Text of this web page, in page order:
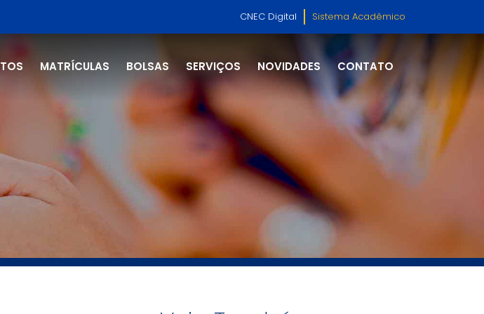
CNEC Digital Sistema Acadêmico
MATRÍCULAS BOLSAS SERVIÇOS NOVIDADES CONTATO